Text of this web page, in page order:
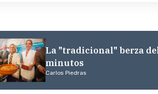
La "tradicional" berza
minutos
Carlos Piedras